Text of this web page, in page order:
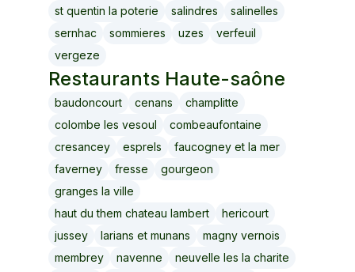
st quentin la poterie
salindres
salinelles
sernhac
sommieres uzes
verfeuil
vergeze
Restaurants Haute-saône
baudoncourt cenans
champlitte
colombe les vesoul
combeaufontaine
cresancey
esprels
faucogney et la mer
faverney
fresse
gourgeon
granges la ville
haut du them chateau lambert
hericourt
jussey
larians et munans
magny vernois
membrey
navenne
neuvelle les la charite